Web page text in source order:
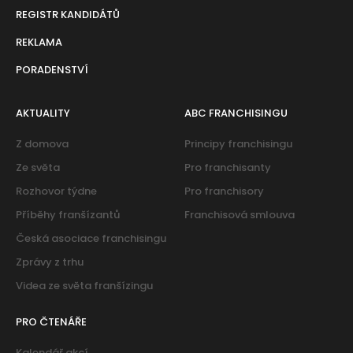
REGISTR KANDIDÁTŮ
REKLAMA
PORADENSTVÍ
AKTUALITY
Z domova
Ze světa
Rozhovor týdne
Příběhy franšízantů
Česká asociace franchisingu
Zprávy z trhu
Videa ze světa franšízingu
ABC FRANCHISINGU
Principy franchisingu
Pro franchisanty
Pro franchisory
Franchisová smlouva
PRO ČTENÁŘE